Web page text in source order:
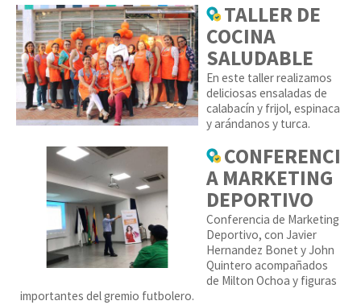
TALLER DE
COCINA
SALUDABLE
En este taller realizamos
deliciosas ensaladas de
calabacín y frijol, espinaca
y arándanos y turca.
CONFERENCI
A MARKETING
DEPORTIVO
Conferencia de Marketing
Deportivo, con Javier
Hernandez Bonet y John
Quintero acompañados
de Milton Ochoa y figuras
importantes del gremio futbolero.